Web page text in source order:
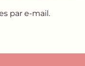
par e-mail.